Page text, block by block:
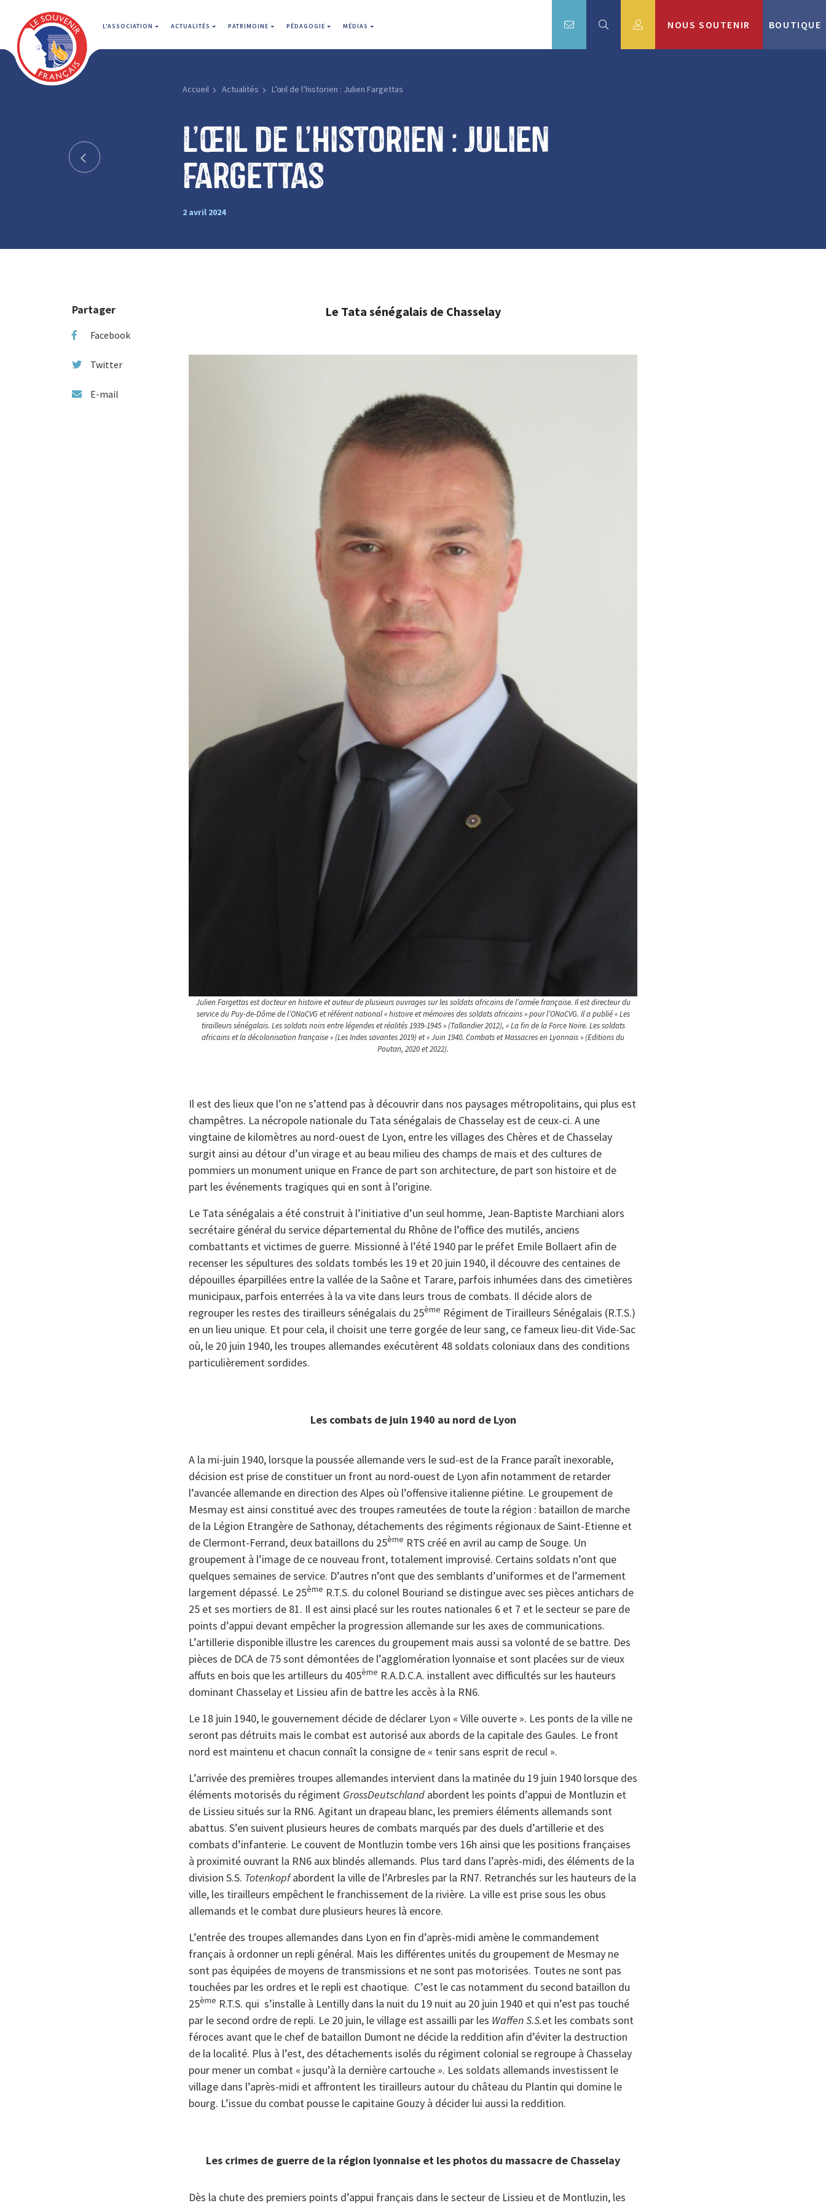
L'ASSOCIATION ACTUALITÉS PATRIMOINE PÉDAGOGIE MÉDIAS NOUS SOUTENIR BOUTIQUE
Accueil Actualités L’œil de l’historien : Julien Fargettas
L’œil de l’historien : Julien
Fargettas
2 avril 2024
Partager
Facebook
Twitter
E-mail
Le Tata sénégalais de Chasselay
Julien Fargettas est docteur en histoire et auteur de plusieurs ouvrages sur les soldats africains de l’armée française. Il est directeur du
service du Puy-de-Dôme de l’ONaCVG et référent national « histoire et mémoires des soldats africains » pour l’ONaCVG. Il a publié « Les
tirailleurs sénégalais. Les soldats noirs entre légendes et réalités 1939-1945 » (Tallandier 2012), « La fin de la Force Noire. Les soldats
africains et la décolonisation française » (Les Indes savantes 2019) et « Juin 1940. Combats et Massacres en Lyonnais » (Editions du
Poutan, 2020 et 2022).
Il est des lieux que l’on ne s’attend pas à découvrir dans nos paysages métropolitains, qui plus est
champêtres. La nécropole nationale du Tata sénégalais de Chasselay est de ceux-ci. A une
vingtaine de kilomètres au nord-ouest de Lyon, entre les villages des Chères et de Chasselay
surgit ainsi au détour d’un virage et au beau milieu des champs de maïs et des cultures de
pommiers un monument unique en France de part son architecture, de part son histoire et de
part les événements tragiques qui en sont à l’origine.
Le Tata sénégalais a été construit à l’initiative d’un seul homme, Jean-Baptiste Marchiani alors
secrétaire général du service départemental du Rhône de l’office des mutilés, anciens
combattants et victimes de guerre. Missionné à l’été 1940 par le préfet Emile Bollaert afin de
recenser les sépultures des soldats tombés les 19 et 20 juin 1940, il découvre des centaines de
dépouilles éparpillées entre la vallée de la Saône et Tarare, parfois inhumées dans des cimetières
municipaux, parfois enterrées à la va vite dans leurs trous de combats. Il décide alors de
regrouper les restes des tirailleurs sénégalais du 25ème Régiment de Tirailleurs Sénégalais (R.T.S.)
en un lieu unique. Et pour cela, il choisit une terre gorgée de leur sang, ce fameux lieu-dit Vide-Sac
où, le 20 juin 1940, les troupes allemandes exécutèrent 48 soldats coloniaux dans des conditions
particulièrement sordides.
Les combats de juin 1940 au nord de Lyon
A la mi-juin 1940, lorsque la poussée allemande vers le sud-est de la France paraît inexorable,
décision est prise de constituer un front au nord-ouest de Lyon afin notamment de retarder
l’avancée allemande en direction des Alpes où l’offensive italienne piétine. Le groupement de
Mesmay est ainsi constitué avec des troupes rameutées de toute la région : bataillon de marche
de la Légion Etrangère de Sathonay, détachements des régiments régionaux de Saint-Etienne et
de Clermont-Ferrand, deux bataillons du 25ème RTS créé en avril au camp de Souge. Un
groupement à l’image de ce nouveau front, totalement improvisé. Certains soldats n’ont que
quelques semaines de service. D’autres n’ont que des semblants d’uniformes et de l’armement
largement dépassé. Le 25ème R.T.S. du colonel Bouriand se distingue avec ses pièces antichars de
25 et ses mortiers de 81. Il est ainsi placé sur les routes nationales 6 et 7 et le secteur se pare de
points d’appui devant empêcher la progression allemande sur les axes de communications.
L’artillerie disponible illustre les carences du groupement mais aussi sa volonté de se battre. Des
pièces de DCA de 75 sont démontées de l’agglomération lyonnaise et sont placées sur de vieux
affuts en bois que les artilleurs du 405ème R.A.D.C.A. installent avec difficultés sur les hauteurs
dominant Chasselay et Lissieu afin de battre les accès à la RN6.
Le 18 juin 1940, le gouvernement décide de déclarer Lyon « Ville ouverte ». Les ponts de la ville ne
seront pas détruits mais le combat est autorisé aux abords de la capitale des Gaules. Le front
nord est maintenu et chacun connaît la consigne de « tenir sans esprit de recul ».
L’arrivée des premières troupes allemandes intervient dans la matinée du 19 juin 1940 lorsque des
éléments motorisés du régiment GrossDeutschland abordent les points d’appui de Montluzin et
de Lissieu situés sur la RN6. Agitant un drapeau blanc, les premiers éléments allemands sont
abattus. S’en suivent plusieurs heures de combats marqués par des duels d’artillerie et des
combats d’infanterie. Le couvent de Montluzin tombe vers 16h ainsi que les positions françaises
à proximité ouvrant la RN6 aux blindés allemands. Plus tard dans l’après-midi, des éléments de la
division S.S. Totenkopfabordent la ville de l’Arbresles par la RN7. Retranchés sur les hauteurs de la
ville, les tirailleurs empêchent le franchissement de la rivière. La ville est prise sous les obus
allemands et le combat dure plusieurs heures là encore.
L’entrée des troupes allemandes dans Lyon en fin d’après-midi amène le commandement
français à ordonner un repli général. Mais les différentes unités du groupement de Mesmay ne
sont pas équipées de moyens de transmissions et ne sont pas motorisées. Toutes ne sont pas
touchées par les ordres et le repli est chaotique. C’est le cas notamment du second bataillon du
25ème R.T.S. qui s’installe à Lentilly dans la nuit du 19 nuit au 20 juin 1940 et qui n’est pas touché
par le second ordre de repli. Le 20 juin, le village est assailli par les Waffen S.S.et les combats sont
féroces avant que le chef de bataillon Dumont ne décide la reddition afin d’éviter la destruction
de la localité. Plus à l’est, des détachements isolés du régiment colonial se regroupe à Chasselay
pour mener un combat « jusqu’à la dernière cartouche ». Les soldats allemands investissent le
village dans l’après-midi et affrontent les tirailleurs autour du château du Plantin qui domine le
bourg. L’issue du combat pousse le capitaine Gouzy à décider lui aussi la reddition.
Les crimes de guerre de la région lyonnaise et les photos du massacre de Chasselay
Dès la chute des premiers points d’appui français dans le secteur de Lissieu et de Montluzin, les